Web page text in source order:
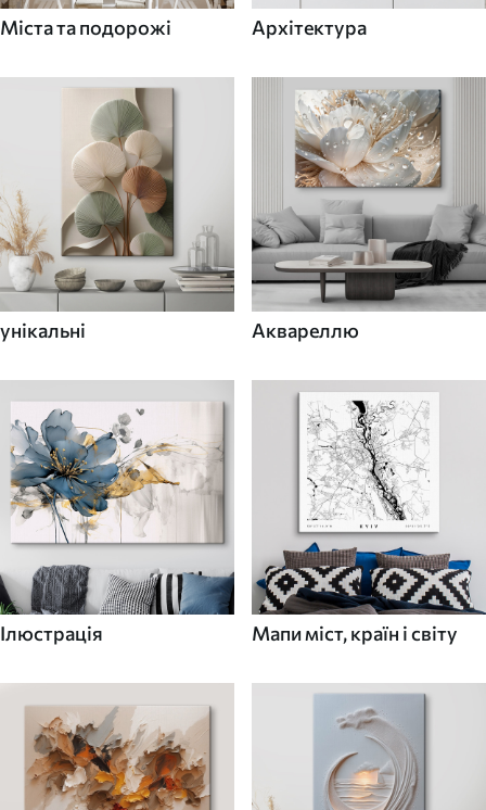
Міста та подорожі Архітектура
унікальні Аквареллю
Ілюстрація Мапи міст, країн і світу